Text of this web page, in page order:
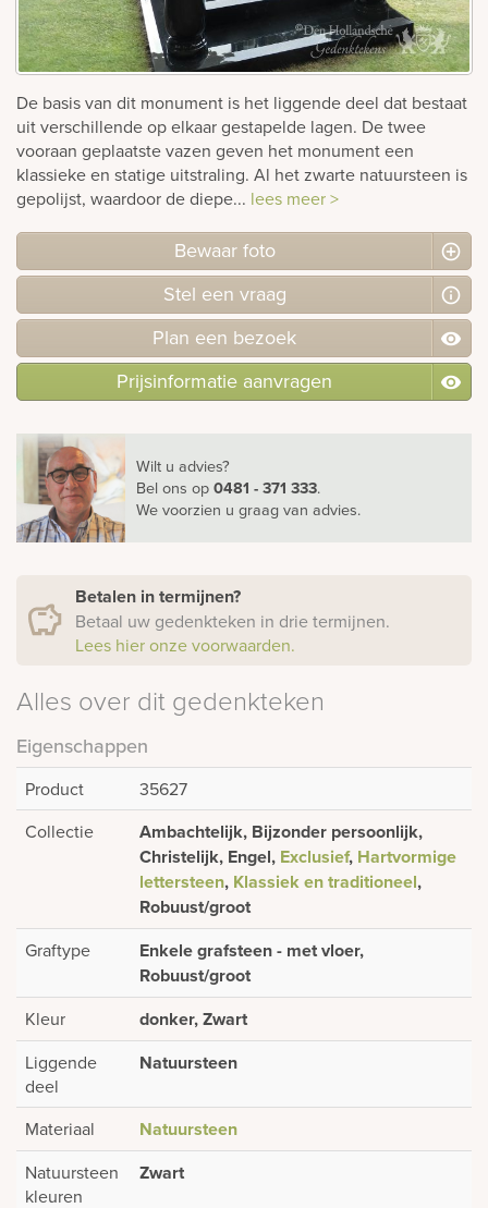
De basis van dit monument is het liggende deel dat bestaat
uit verschillende op elkaar gestapelde lagen. De twee
vooraan geplaatste vazen geven het monument een
klassieke en statige uitstraling. Al het zwarte natuursteen is
gepolijst, waardoor de diepe... lees meer >
Bewaar foto
Stel een vraag
Plan een bezoek
Prijsinformatie aanvragen
Wilt u advies?
Bel ons op0481 - 371 333.
We voorzien u graag van advies.
Betalen in termijnen?
Betaal uw gedenkteken in drie termijnen.
Lees hier onze voorwaarden.
Alles over dit gedenkteken
Eigenschappen
Product
35627
Collectie
Ambachtelijk, Bijzonder persoonlijk,
Christelijk, Engel, Exclusief, Hartvormige
lettersteen, Klassiek en traditioneel,
Robuust/groot
Graftype
Enkele grafsteen - met vloer,
Robuust/groot
Kleur donker, Zwart
Liggende
deel
Natuursteen
Materiaal Natuursteen
Natuursteen
kleuren
Zwart